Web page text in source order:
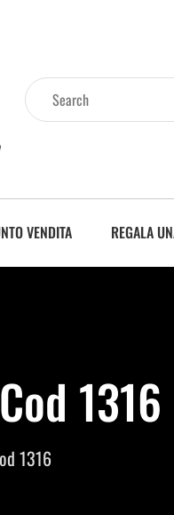
VENDITA REGALA
1316